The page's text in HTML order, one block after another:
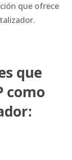
que ofrece
que
como